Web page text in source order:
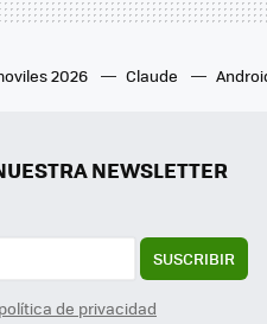
2026 Claude
NEWSLETTER
SUSCRIBIR
política de privacidad